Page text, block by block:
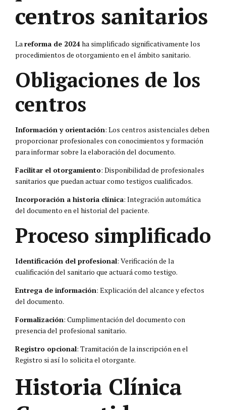
centros sanitarios
La reforma de 2024ha simplificado significativamente los
procedimientos de otorgamiento en el ámbito sanitario.
Obligaciones de los
centros
Información y orientación: Los centros asistenciales deben
proporcionar profesionales con conocimientos y formación
para informar sobre la elaboración del documento.
Facilitar el otorgamiento: Disponibilidad de profesionales
sanitarios que puedan actuar como testigos cualificados.
Incorporación a historia clínica: Integración automática
del documento en el historial del paciente.
Proceso simplificado
Identificación del profesional: Verificación de la
cualificación del sanitario que actuará como testigo.
Entrega de información: Explicación del alcance y efectos
del documento.
Formalización: Cumplimentación del documento con
presencia del profesional sanitario.
Registro opcional: Tramitación de la inscripción en el
Registro si así lo solicita el otorgante.
Historia Clínica